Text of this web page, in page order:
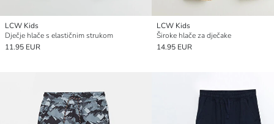
LCW Kids
Dječje hlače s elastičnim strukom
11.95 EUR
LCW Kids
Široke hlače za dječake
14.95 EUR